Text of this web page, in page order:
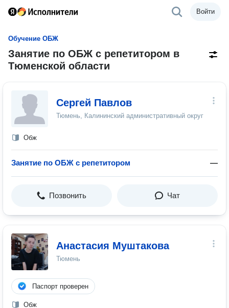
Войти
Обучение ОБЖ
Занятие по ОБЖ с репетитором в
Тюменской области
Сергей Павлов
Тюмень, Калининский административный округ
Обж
Занятие по ОБЖ с репетитором —
Позвонить Чат
Анастасия Муштакова
Тюмень
Паспорт проверен
Обж